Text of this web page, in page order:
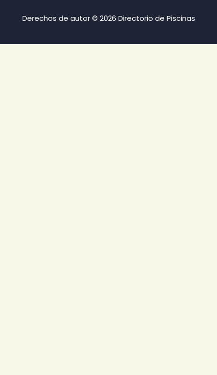
Derechos de autor © 2026 Directorio de Piscinas